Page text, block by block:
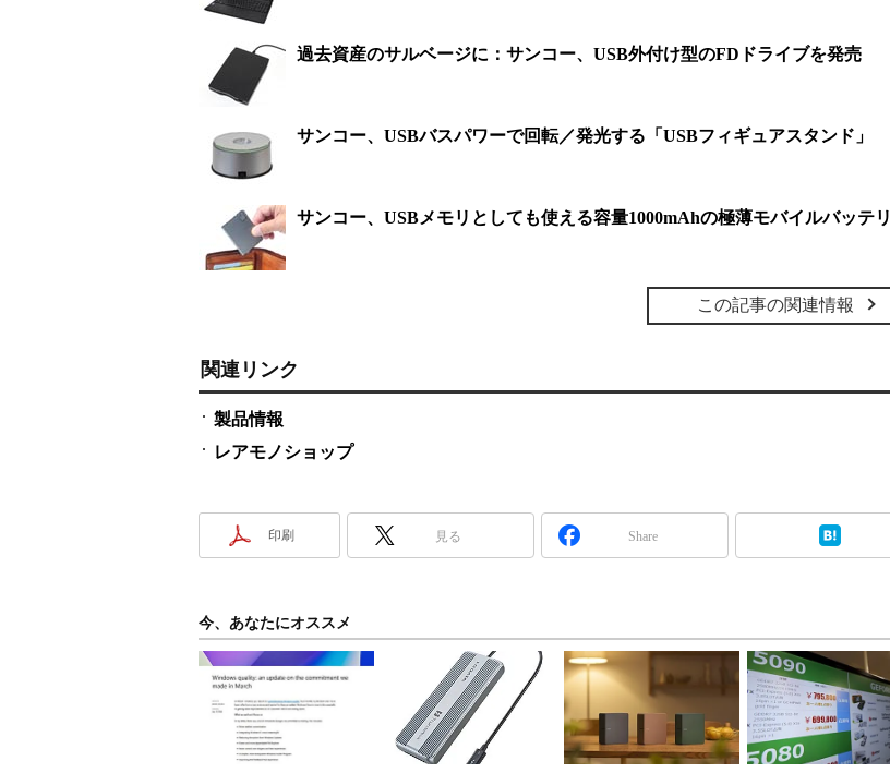
過去資産のサルベージに：サンコー、USB外付け型のFDドライブを発売
サンコー、USBバスパワーで回転／発光する「USBフィギュアスタンド」
サンコー、USBメモリとしても使える容量1000mAhの極薄モバイルバッテ
この記事の関連情報
関連リンク
製品情報
レアモノショップ
印刷 見る Share
今、あなたにオススメ